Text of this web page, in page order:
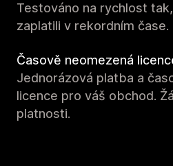
Testováno na rychlost
zaplatili v rekordním čase.
Časově neomezená
Jednorázová platba a
licence pro váš obchod.
platnosti.